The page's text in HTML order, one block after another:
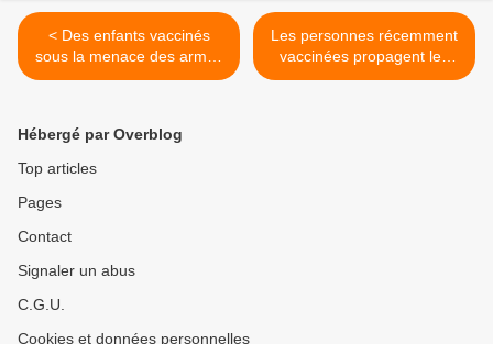
< Des enfants vaccinés
sous la menace des armes
et des parents
Les personnes récemment
vaccinées propagent les
maladies >
Hébergé par Overblog
Top articles
Pages
Contact
Signaler un abus
C.G.U.
Cookies et données personnelles